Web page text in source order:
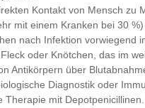
Kontakt von Mensch zu
mit einem Kranken bei 30 %)
nach Infektion vorwiegend
oder Knötchen, das im
Antikörpern über
Diagnostik oder
Therapie mit Depotpenicillinen.